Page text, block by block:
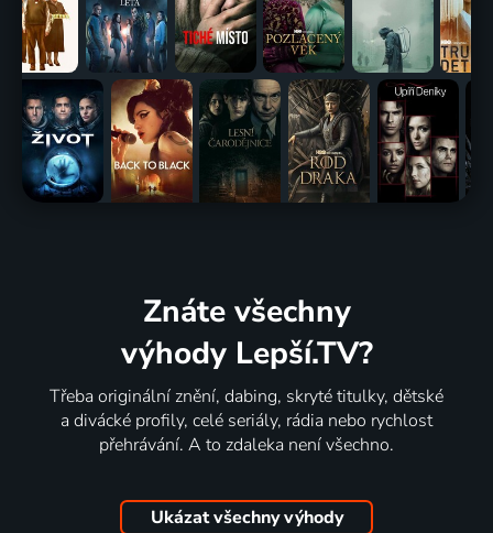
Znáte všechny
výhody Lepší.TV?
Třeba originální znění, dabing, skryté titulky, dětské
a divácké profily, celé seriály, rádia nebo rychlost
přehrávání. A to zdaleka není všechno.
Ukázat všechny výhody